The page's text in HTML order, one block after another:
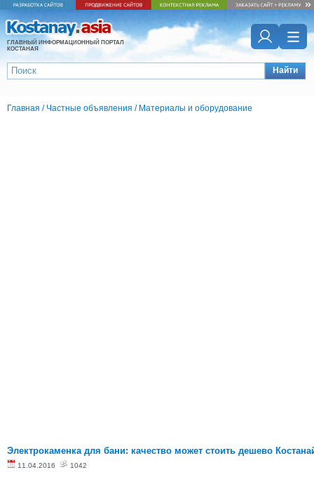
ГЛАВНЫЙ ИНФОРМАЦИОННЫЙ ПОРТАЛ
КОСТАНАЯ
Найти
Главная / Частные объявления / Материалы и оборудование
Электрокаменка для бани: качество может стоить дешево
11.04.2016 1042